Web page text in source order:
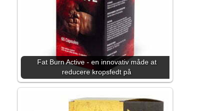
Fat Burn Active - en innovativ måde at
reducere kropsfedt på